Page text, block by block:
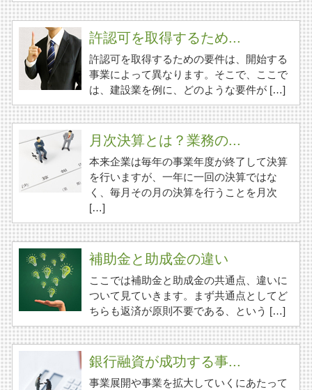
許認可を取得するため...
許認可を取得するための要件は、開始する
事業によって異なります。そこで、ここで
は、建設業を例に、どのような要件が […]
月次決算とは？業務の...
本来企業は毎年の事業年度が終了して決算
を行いますが、一年に一回の決算ではな
く、毎月その月の決算を行うことを月次
[…]
補助金と助成金の違い
ここでは補助金と助成金の共通点、違いに
ついて見ていきます。まず共通点としてど
ちらも返済が原則不要である、という […]
銀行融資が成功する事...
事業展開や事業を拡大していくにあたって